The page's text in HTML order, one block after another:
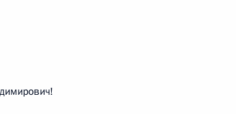
ипотеки»